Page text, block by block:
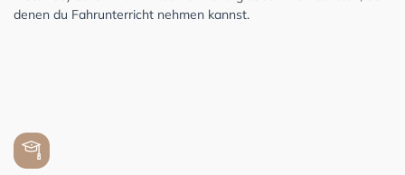
denen du Fahrunterricht nehmen kannst.